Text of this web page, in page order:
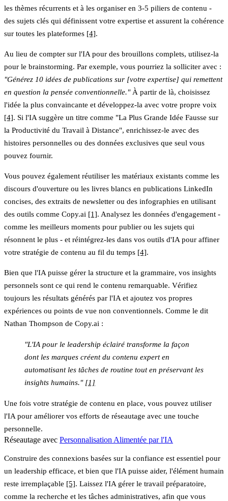
les thèmes récurrents et à les organiser en 3-5 piliers de contenu -
des sujets clés qui définissent votre expertise et assurent la cohérence
sur toutes les plateformes [4].
Au lieu de compter sur l'IA pour des brouillons complets, utilisez-la
pour le brainstorming. Par exemple, vous pourriez la solliciter avec :
"Générez 10 idées de publications sur [votre expertise] qui remettent
en question la pensée conventionnelle."À partir de là, choisissez
l'idée la plus convaincante et développez-la avec votre propre voix
[4]. Si l'IA suggère un titre comme "La Plus Grande Idée Fausse sur
la Productivité du Travail à Distance", enrichissez-le avec des
histoires personnelles ou des données exclusives que seul vous
pouvez fournir.
Vous pouvez également réutiliser les matériaux existants comme les
discours d'ouverture ou les livres blancs en publications LinkedIn
concises, des extraits de newsletter ou des infographies en utilisant
des outils comme Copy.ai [1]. Analysez les données d'engagement -
comme les meilleurs moments pour publier ou les sujets qui
résonnent le plus - et réintégrez-les dans vos outils d'IA pour affiner
votre stratégie de contenu au fil du temps [4].
Bien que l'IA puisse gérer la structure et la grammaire, vos insights
personnels sont ce qui rend le contenu remarquable. Vérifiez
toujours les résultats générés par l'IA et ajoutez vos propres
expériences ou points de vue non conventionnels. Comme le dit
Nathan Thompson de Copy.ai :
"L'IA pour le leadership éclairé transforme la façon
dont les marques créent du contenu expert en
automatisant les tâches de routine tout en préservant les
insights humains." [1]
Une fois votre stratégie de contenu en place, vous pouvez utiliser
l'IA pour améliorer vos efforts de réseautage avec une touche
personnelle.
Réseautage avec Personnalisation Alimentée par l'IA
Construire des connexions basées sur la confiance est essentiel pour
un leadership efficace, et bien que l'IA puisse aider, l'élément humain
reste irremplaçable [5]. Laissez l'IA gérer le travail préparatoire,
comme la recherche et les tâches administratives, afin que vous